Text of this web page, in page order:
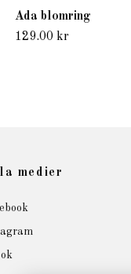
Ada blomring
129.00 kr
medier